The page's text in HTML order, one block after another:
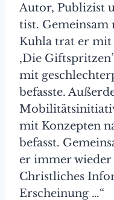
Autor, Publizist
tist. Gemeinsam
Kuhla trat er
‚Die
mit
befasste.
mit Konzepten
befasst.
er immer
Christliches
Erschei­nung …“